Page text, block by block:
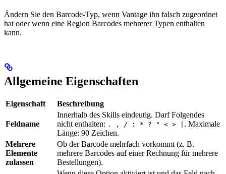
Ändern Sie den Barcode-Typ, wenn Vantage ihn falsch zugeordnet
hat oder wenn eine Region Barcodes mehrerer Typen enthalten
kann.
Allgemeine Eigenschaften
Eigenschaft Beschreibung
Feldname
Innerhalb des Skills eindeutig. Darf Folgendes
nicht enthalten: . , / : * ? " < > | . Maximale
Länge: 90 Zeichen.
Mehrere
Elemente
zulassen
Ob der Barcode mehrfach vorkommt (z. B.
mehrere Barcodes auf einer Rechnung für mehrere
Bestellungen).